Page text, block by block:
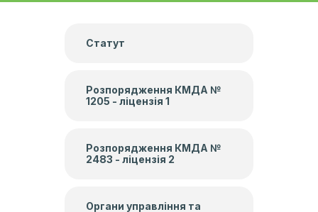
Статут
Розпорядження КМДА №
1205 - ліцензія 1
Розпорядження КМДА №
2483 - ліцензія 2
Органи управління та